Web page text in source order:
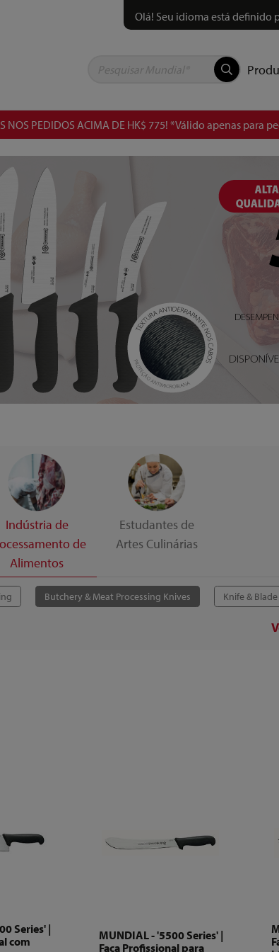
Olá! Seu idioma está definido
NOS PEDIDOS ACIMA DE HK$ 775! *Válido apenas para
Indústria de
de
Alimentos
Estudantes de
Artes Culinárias
Butchery & Meat Processing Knives Knife &
Series' |
com
MUNDIAL - '5500 Series' |
Faca Profissional para